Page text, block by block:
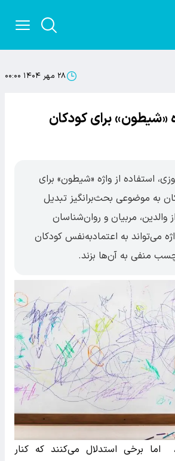
۲۸ مهر ۱۴۰۴ ۰۰:۰۰
«شیطون» برای کودکان
استفاده از واژه «شیطون» برای
به موضوعی بحث‌برانگیز تبدیل
مربیان و روان‌شناسان
می‌تواند به اعتمادبه‌نفس کودکان
منفی به آن‌ها بزند.
اما برخی استدلال می‌کنند که کنار